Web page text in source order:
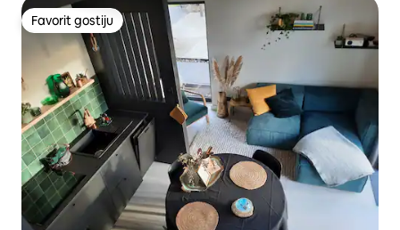
Favorit gostiju
Favorit gostiju